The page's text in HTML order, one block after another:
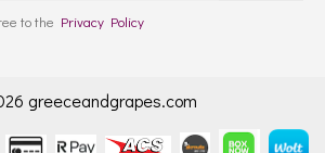
to the Privacy Policy
greeceandgrapes.com